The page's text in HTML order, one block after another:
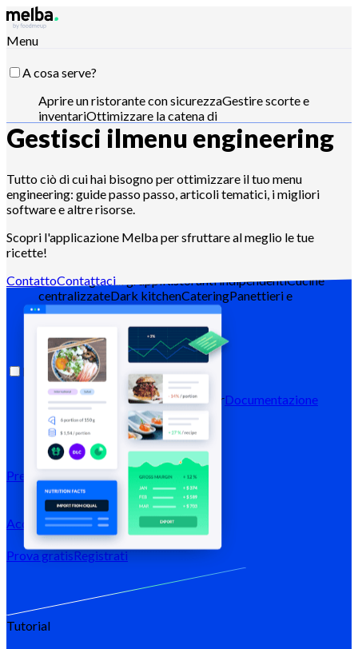
Menu
A cosa serve?
Aprire un ristorante con sicurezzaGestire scorte e
inventariOttimizzare la catena di
approvvigionamentoOttimizzare l'ingegneria del
menuRidurre il food costPianificare la produzione
preventivi e analizzare le venditePilota con Claude,
ChatGPT o API
Per chi?
Catene e grandi gruppiRistoranti indipendentiCucine
centralizzateDark kitchenCateringPanettieri e
pasticceriHotel-ristoranti
Risorse
BlogCentro assistenzaNewsletterDocumentazione
APIDocumentazione MCP
Prezzi
Accedi →
Prova gratisRegistrati
Gestisci ilmenu engineering
Tutto ciò di cui hai bisogno per ottimizzare il tuo menu
engineering: guide passo passo, articoli tematici, i migliori
software e altre risorse.
Scopri l'applicazione Melba per sfruttare al meglio le tue
ricette!
ContattoContattaci
Tutorial